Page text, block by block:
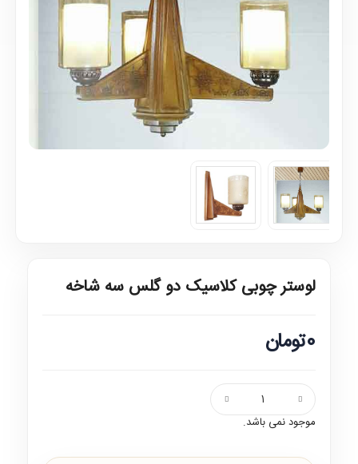
لوستر چوبی کلاسیک دو گلس سه شاخه
0تومان
موجود نمی باشد.